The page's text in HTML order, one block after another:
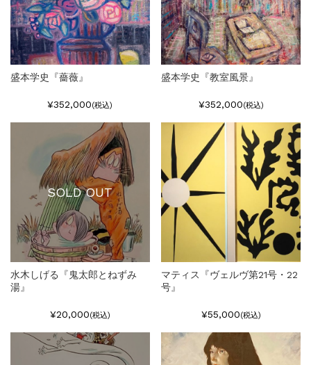
盛本学史『薔薇』
¥352,000(税込)
盛本学史『教室風景』
¥352,000(税込)
SOLD OUT
水木しげる『鬼太郎とねずみ
湯』
¥20,000(税込)
マティス『ヴェルヴ第21号・22
号』
¥55,000(税込)